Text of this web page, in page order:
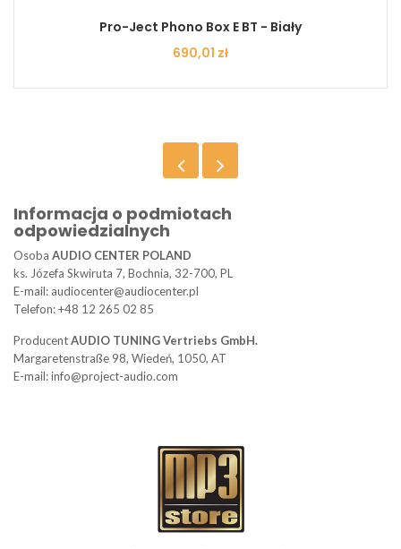
Pro-Ject Phono Box E BT - Biały
Cena
690,01 zł
Informacja o podmiotach
odpowiedzialnych
Osoba AUDIO CENTER POLAND
ks. Józefa Skwiruta 7, Bochnia, 32-700, PL
E-mail: audiocenter@audiocenter.pl
Telefon: +48 12 265 02 85
ProducentAUDIO TUNING Vertriebs GmbH.
Margaretenstraße 98, Wiedeń, 1050, AT
E-mail: info@project-audio.com